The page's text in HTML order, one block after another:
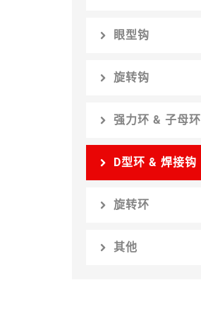
眼型钩
旋转钩
强力环 & 子母环
D型环 & 焊接钩
旋转环
其他